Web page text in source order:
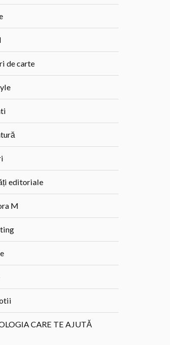
de carte
editoriale
M
CARE TE AJUTĂ